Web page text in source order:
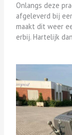
Onlangs deze
afgeleverd bij
maakt dit weer
erbij. Hartelijk